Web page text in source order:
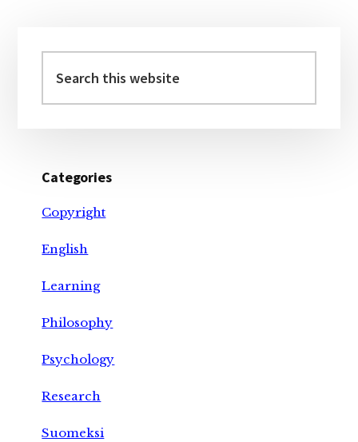
Sidebar
this
website
Categories
Copyright
English
Learning
Philosophy
Psychology
Research
Suomeksi